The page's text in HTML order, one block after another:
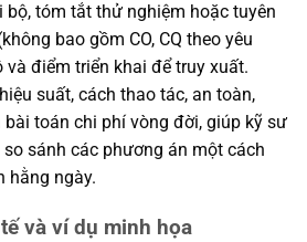
tóm tắt thử nghiệm hoặc tuyên
bao gồm CO, CQ theo yêu
và điểm triển khai để truy xuất.
suất, cách thao tác, an toàn,
toán chi phí vòng đời, giúp kỹ sư
sánh các phương án một cách
hằng ngày.
và ví dụ minh họa